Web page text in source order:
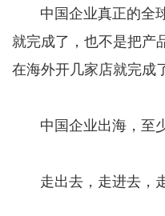
中国企业真正的全球
就完成了，也不是把产
在海外开几家店就完成
中国企业出海，至少
走出去，走进去，走